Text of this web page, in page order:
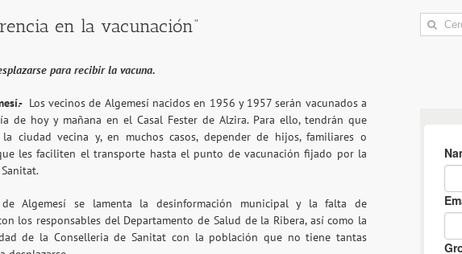
en la vacunación”
para recibir la vacuna.
Los vecinos de Algemesí nacidos en 1956 y 1957 serán vacunados a
de hoy y mañana en el Casal Fester de Alzira. Para ello, tendrán que
la ciudad vecina y, en muchos casos, depender de hijos, familiares o
les faciliten el transporte hasta el punto de vacunación fijado por la
Algemesí se lamenta la desinformación municipal y la falta de
los responsables del Departamento de Salud de la Ribera, así como la
de la Conselleria de Sanitat con la población que no tiene tantas
Search
for: